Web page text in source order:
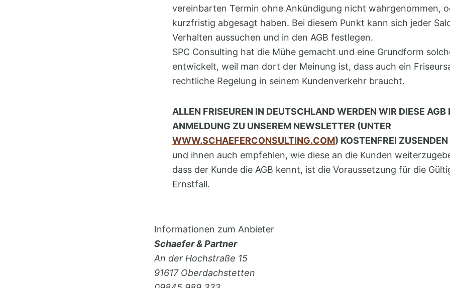
vereinbarten Termin ohne Ankündigung nicht wahrgenommen,
kurzfristig abgesagt haben. Bei diesem Punkt kann sich jeder
Verhalten aussuchen und in den AGB festlegen.
SPC Consulting hat die Mühe gemacht und eine Grundform
entwickelt, weil man dort der Meinung ist, dass auch ein
rechtliche Regelung in seinem Kundenverkehr braucht.
ALLEN FRISEUREN IN DEUTSCHLAND WERDEN WIR DIESE AGB
ANMELDUNG ZU UNSEREM NEWSLETTER (UNTER
WWW.SCHAEFERCONSULTING.COM) KOSTENFREI ZUSENDEN
und ihnen auch empfehlen, wie diese an die Kunden
dass der Kunde die AGB kennt, ist die Voraussetzung für die
Ernstfall.
Informationen zum Anbieter
Schaefer & Partner
An der Hochstraße 15
91617 Oberdachstetten